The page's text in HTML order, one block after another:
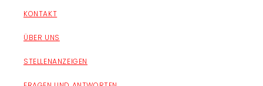
KONTAKT
ÜBER UNS
STELLENANZEIGEN